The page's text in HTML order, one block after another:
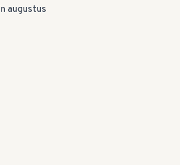
augustus